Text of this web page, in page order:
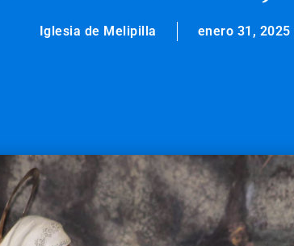
Iglesia de Melipilla enero 31, 2025